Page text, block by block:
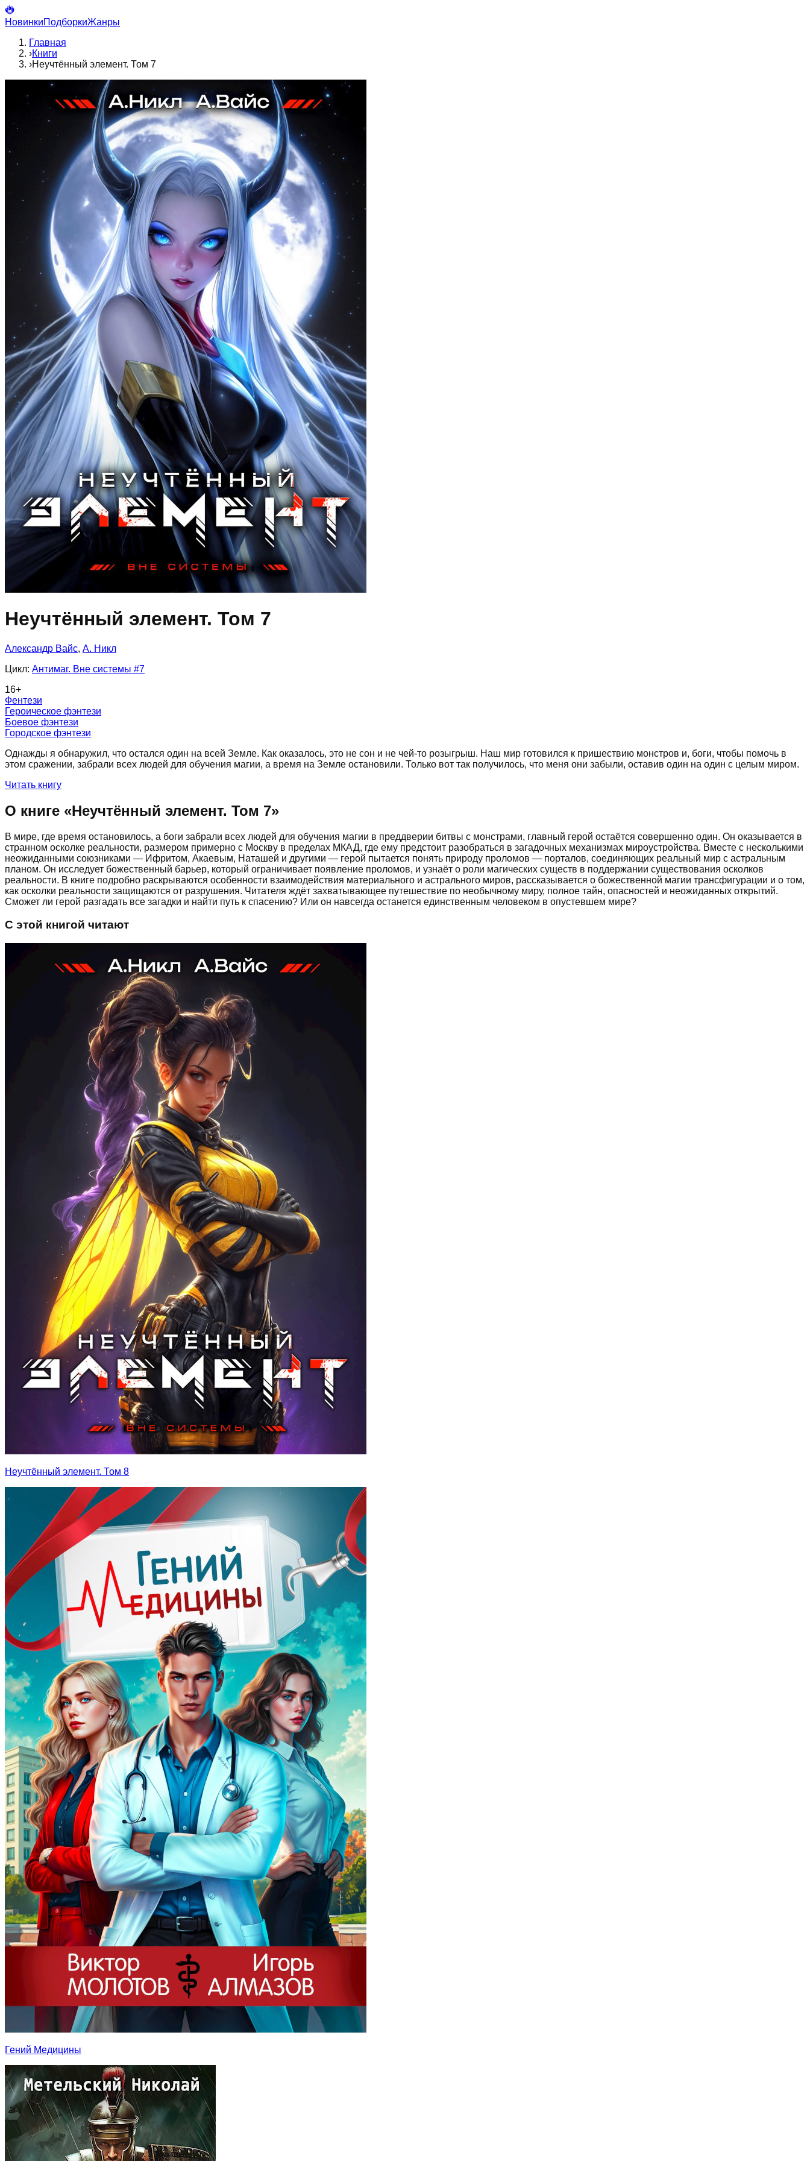
НовинкиПодборкиЖанры
Главная
›Книги
›Неучтённый элемент. Том 7
Неучтённый элемент. Том 7
Александр Вайс, А. Никл
Цикл: Антимаг. Вне системы #7
16+
Фентези
Героическое фэнтези
Боевое фэнтези
Городское фэнтези
Однажды я обнаружил, что остался один на всей Земле. Как оказалось, это не сон и не чей-то розыгрыш. Наш мир готовился к пришествию монстров и, боги, чтобы помочь в
этом сражении, забрали всех людей для обучения магии, а время на Земле остановили. Только вот так получилось, что меня они забыли, оставив один на один с целым миром.
Читать книгу
О книге «Неучтённый элемент. Том 7»
В мире, где время остановилось, а боги забрали всех людей для обучения магии в преддверии битвы с монстрами, главный герой остаётся совершенно один. Он оказывается в
странном осколке реальности, размером примерно с Москву в пределах МКАД, где ему предстоит разобраться в загадочных механизмах мироустройства. Вместе с несколькими
неожиданными союзниками — Ифритом, Акаевым, Наташей и другими — герой пытается понять природу проломов — порталов, соединяющих реальный мир с астральным
планом. Он исследует божественный барьер, который ограничивает появление проломов, и узнаёт о роли магических существ в поддержании существования осколков
реальности. В книге подробно раскрываются особенности взаимодействия материального и астрального миров, рассказывается о божественной магии трансфигурации и о том,
как осколки реальности защищаются от разрушения. Читателя ждёт захватывающее путешествие по необычному миру, полное тайн, опасностей и неожиданных открытий.
Сможет ли герой разгадать все загадки и найти путь к спасению? Или он навсегда останется единственным человеком в опустевшем мире?
С этой книгой читают
Неучтённый элемент. Том 8
Гений Медицины